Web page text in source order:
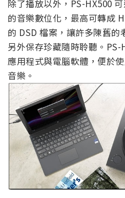
除了播放以外，PS-HX500
的音樂數位化，最高可轉成
的 DSD 檔案，讓許多陳舊的
另外保存珍藏隨時聆聽。
應用程式與電腦軟體，便於
音樂。